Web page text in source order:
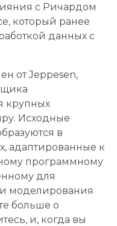
с Ричардом
который ранее
данных с
от Jeppesen,
крупных
Исходные
в
адаптированные к
программному
для
моделирования
больше о
и, когда вы